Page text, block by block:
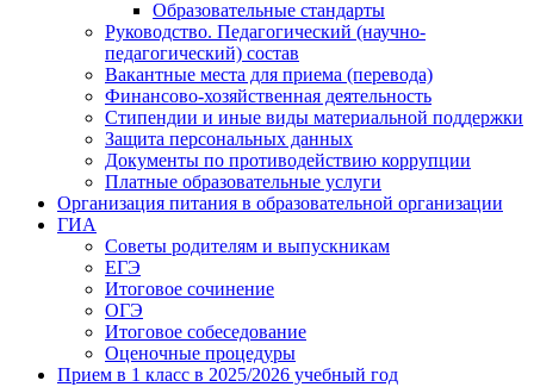
Образовательные стандарты
Руководство. Педагогический (научно-
педагогический) состав
Вакантные места для приема (перевода)
Финансово-хозяйственная деятельность
Стипендии и иные виды материальной поддержки
Защита персональных данных
Документы по противодействию коррупции
Платные образовательные услуги
Организация питания в образовательной организации
ГИА
Советы родителям и выпускникам
ЕГЭ
Итоговое сочинение
ОГЭ
Итоговое собеседование
Оценочные процедуры
Прием в 1 класс в 2025/2026 учебный год